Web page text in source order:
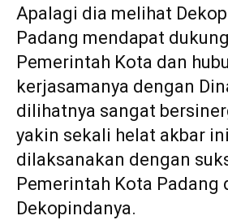
Apalagi dia melihat
Padang mendapat
Pemerintah Kota dan
kerjasamanya dengan
dilihatnya sangat
yakin sekali helat akbar
dilaksanakan dengan
Pemerintah Kota Padang
Dekopindanya.